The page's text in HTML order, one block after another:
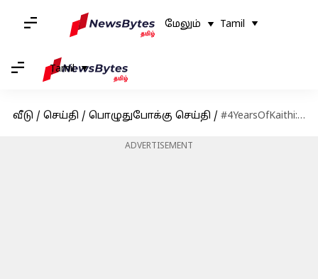
மேலும் Tamil
Tamil
வீடு / செய்தி / பொழுதுபோக்கு செய்தி / #4YearsOfKaithi: கைதி BTS வீடியோ-வை வெளியிட்ட தயாரிப்பு நிறுவனம்
ADVERTISEMENT